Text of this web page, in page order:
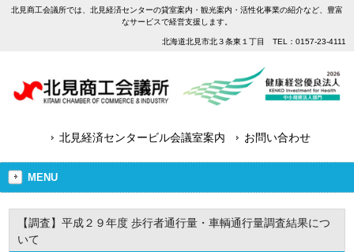
北見商工会議所では、北見経済センターの貸室案内・観光案内・活性化事業の紹介など、豊富
なサービスで経営支援します。
北海道北見市北３条東１丁目 TEL：0157-23-4111
北見経済センタービル会議室案内 お問い合わせ
MENU
【調査】平成２９年度 歩行者通行量・車輌通行量調査結果につ
いて